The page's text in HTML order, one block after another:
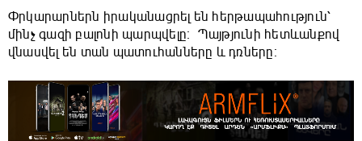
Փրկարարներն իրականացրել են հերթապահություն՝
մինչ գազի բալոնի պարպվելը։ Պայթյունի հետևանքով
վնասվել են տան պատուհանները և դռները։